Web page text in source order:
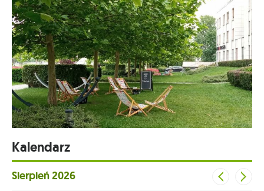
Kalendarz
Sierpień2026